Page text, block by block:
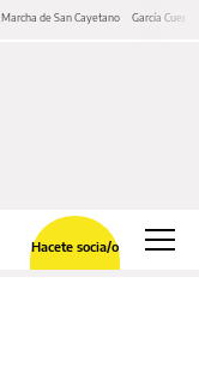
Marcha de San Cayetano García Cuerva
Hacete socia/o